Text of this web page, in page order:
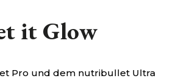
it Glow
Pro und dem nutribullet Ultra